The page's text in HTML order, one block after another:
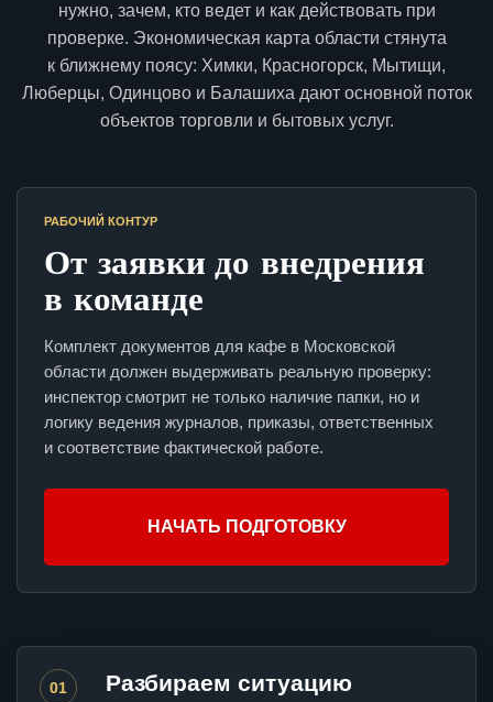
нужно, зачем, кто ведет и как действовать при
проверке. Экономическая карта области стянута
к ближнему поясу: Химки, Красногорск, Мытищи,
Люберцы, Одинцово и Балашиха дают основной поток
объектов торговли и бытовых услуг.
РАБОЧИЙ КОНТУР
От заявки до внедрения
в команде
Комплект документов для кафе в Московской
области должен выдерживать реальную проверку:
инспектор смотрит не только наличие папки, но и
логику ведения журналов, приказы, ответственных
и соответствие фактической работе.
НАЧАТЬ ПОДГОТОВКУ
01 Разбираем ситуацию